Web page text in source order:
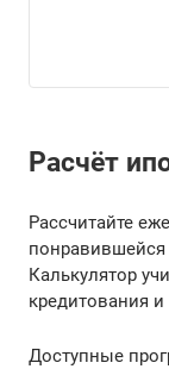
Расчёт
Рассчитайте
понравившейся
Калькулятор
кредитования
Доступные